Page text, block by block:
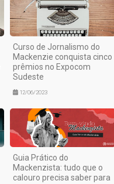
Curso de Jornalismo do
Mackenzie conquista cinco
prêmios no Expocom
Sudeste
12/06/2023
Guia Prático do
Mackenzista: tudo que o
calouro precisa saber para